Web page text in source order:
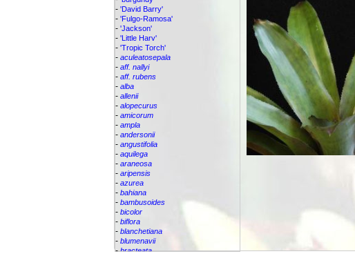
- 'David Barry'
- 'Fulgo-Ramosa'
- 'Jackson'
- 'Little Harv'
- 'Tropic Torch'
- aculeatosepala
- aff. nallyi
- aff. rubens
- alba
- allenii
- alopecurus
- amicorum
- ampla
- andersonii
- angustifolia
- aquilega
- araneosa
- aripensis
- azurea
- bahiana
- bambusoides
- bicolor
- biflora
- blanchetiana
- blumenavii
-bracteata